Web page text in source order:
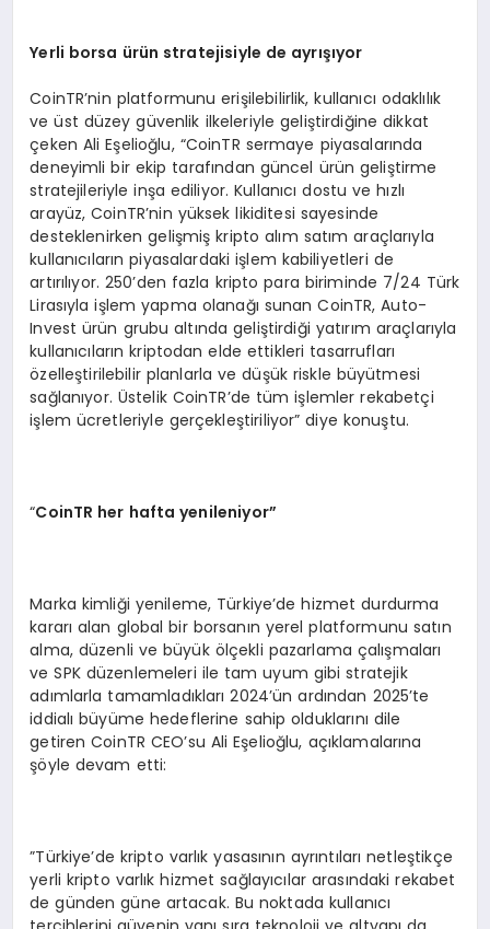
Yerli borsa ürün stratejisiyle de ayrışıyor
CoinTR’nin platformunu erişilebilirlik, kullanıcı odaklılık
ve üst düzey güvenlik ilkeleriyle geliştirdiğine dikkat
çeken Ali Eşelioğlu, “CoinTR sermaye piyasalarında
deneyimli bir ekip tarafından güncel ürün geliştirme
stratejileriyle inşa ediliyor. Kullanıcı dostu ve hızlı
arayüz, CoinTR’nin yüksek likiditesi sayesinde
desteklenirken gelişmiş kripto alım satım araçlarıyla
kullanıcıların piyasalardaki işlem kabiliyetleri de
artırılıyor. 250’den fazla kripto para biriminde 7/24 Türk
Lirasıyla işlem yapma olanağı sunan CoinTR, Auto-
Invest ürün grubu altında geliştirdiği yatırım araçlarıyla
kullanıcıların kriptodan elde ettikleri tasarrufları
özelleştirilebilir planlarla ve düşük riskle büyütmesi
sağlanıyor. Üstelik CoinTR’de tüm işlemler rekabetçi
işlem ücretleriyle gerçekleştiriliyor” diye konuştu.
“CoinTR her hafta yenileniyor”
Marka kimliği yenileme, Türkiye’de hizmet durdurma
kararı alan global bir borsanın yerel platformunu satın
alma, düzenli ve büyük ölçekli pazarlama çalışmaları
ve SPK düzenlemeleri ile tam uyum gibi stratejik
adımlarla tamamladıkları 2024’ün ardından 2025’te
iddialı büyüme hedeflerine sahip olduklarını dile
getiren CoinTR CEO’su Ali Eşelioğlu, açıklamalarına
şöyle devam etti:
”Türkiye’de kripto varlık yasasının ayrıntıları netleştikçe
yerli kripto varlık hizmet sağlayıcılar arasındaki rekabet
de günden güne artacak. Bu noktada kullanıcı